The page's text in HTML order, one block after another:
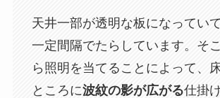
天井一部が透明な板になってい
一定間隔でたらしています。そ
ら照明を当てることによって、
ところに波紋の影が広がる仕掛け